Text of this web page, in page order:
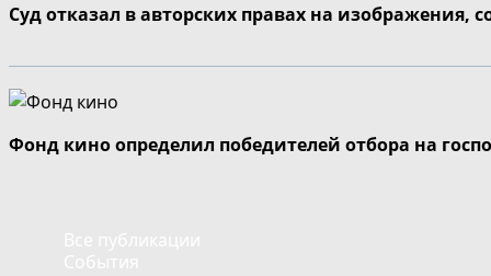
Суд отказал в авторских правах на изображения,
Фонд кино определил победителей отбора на